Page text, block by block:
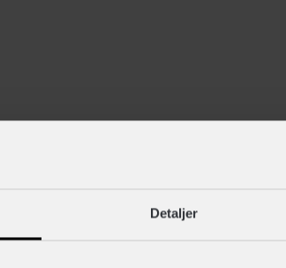
Detaljer